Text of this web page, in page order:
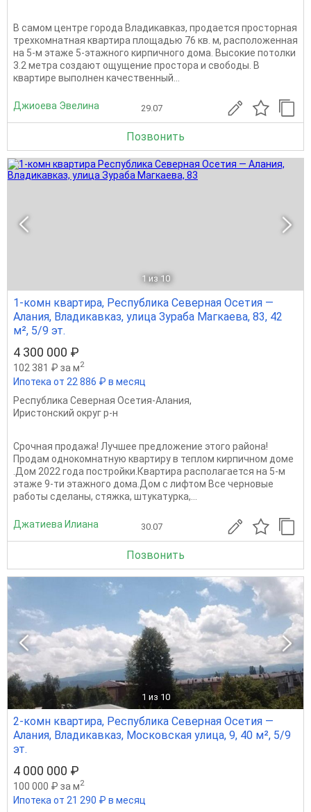
В самом центре города Владикавказ, продается просторная
трехкомнатная квартира площадью 76 кв. м, расположенная
на 5-м этаже 5-этажного кирпичного дома. Высокие потолки
3.2 метра создают ощущение простора и свободы. В
квартире выполнен качественный...
Джиоева Эвелина 29.07
Позвонить
1 из 10
1-комн квартира, Республика Северная Осетия —
Алания, Владикавказ, улица Зураба Магкаева, 83, 42
м², 5/9 эт.
4 300 000 ₽
102 381 ₽ за м2
Ипотека от 22 886 ₽ в месяц
Республика Северная Осетия-Алания,
Иристонский округ р-н
Срочная продажа! Лучшее предложение этого района!
Продам однокомнатную квартиру в теплом кирпичном доме
.Дом 2022 года постройки.Квартира располагается на 5-м
этаже 9-ти этажного дома.Дом с лифтом Все черновые
работы сделаны, стяжка, штукатурка,...
Джатиева Илиана 30.07
Позвонить
1 из 10
2-комн квартира, Республика Северная Осетия —
Алания, Владикавказ, Московская улица, 9, 40 м², 5/9
эт.
4 000 000 ₽
100 000 ₽ за м2
Ипотека от 21 290 ₽ в месяц